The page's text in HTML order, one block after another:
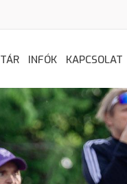
INFÓK KAPCSOLAT